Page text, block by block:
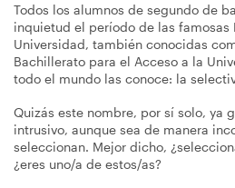
Todos los alumnos de segundo de
inquietud el período de las famosas
Universidad, también conocidas
Bachillerato para el Acceso a la
todo el mundo las conoce: la
Quizás este nombre, por sí solo, ya
intrusivo, aunque sea de manera
seleccionan. Mejor dicho,
¿eres uno/a de estos/as?